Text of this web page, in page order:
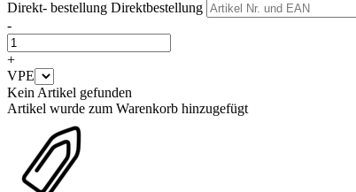
Direkt- bestellung Direktbestellung
-
+
VPE
Kein Artikel gefunden
Artikel wurde zum Warenkorb hinzugefügt